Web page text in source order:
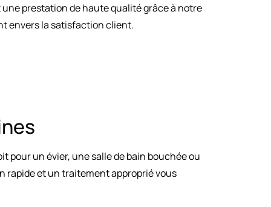
prestation de haute qualité grâce à notre
envers la satisfaction client.
pour un évier, une salle de bain bouchée ou
rapide et un traitement approprié vous